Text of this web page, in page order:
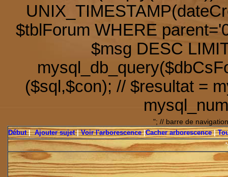
$tblForum WHERE
$msg DESC
($sql,$con); // $resultat =
"; // barre de
Début|Ajouter sujet|Voir l'arborescence|Cacher arborescence|